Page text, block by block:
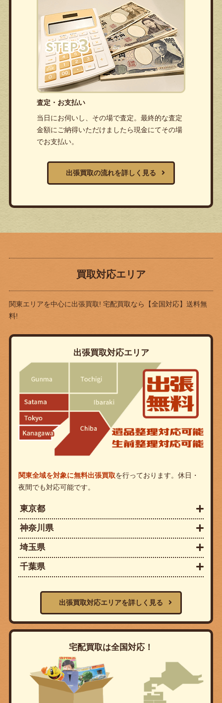
査定・お支払い
当日にお伺いし、その場で査定。最終的な査定
金額にご納得いただけましたら現金にてその場
でお支払い。
出張買取の流れを詳しく見る
買取対応エリア
関東エリアを中心に出張買取! 宅配買取なら
【全国対応】送料無
料!
出張買取対応エリア
関東全域を対象に無料出張買取を行っております。休日・
夜間でも対応可能です。
東京都
神奈川県
埼玉県
千葉県
出張買取対応エリアを詳しく見る
宅配買取は全国対応！